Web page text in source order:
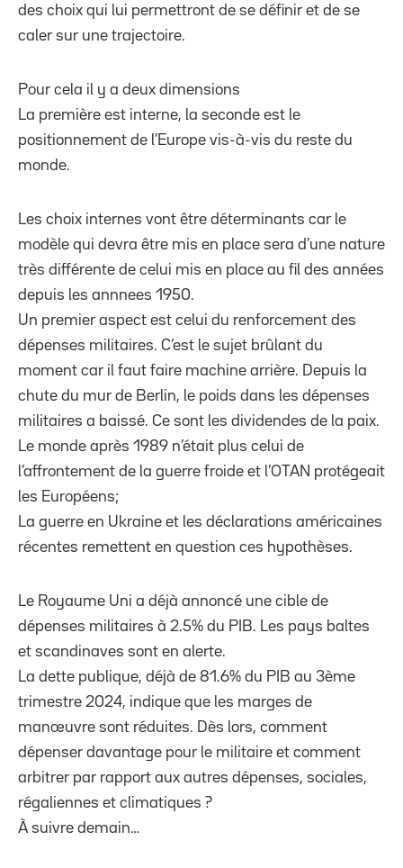
des choix qui lui permettront de se définir et de se
caler sur une trajectoire.
Pour cela il y a deux dimensions
La première est interne, la seconde est le
positionnement de l’Europe vis-à-vis du reste du
monde.
Les choix internes vont être déterminants car le
modèle qui devra être mis en place sera d’une nature
très différente de celui mis en place au fil des années
depuis les annnees 1950.
Un premier aspect est celui du renforcement des
dépenses militaires. C’est le sujet brûlant du
moment car il faut faire machine arrière. Depuis la
chute du mur de Berlin, le poids dans les dépenses
militaires a baissé. Ce sont les dividendes de la paix.
Le monde après 1989 n’était plus celui de
l’affrontement de la guerre froide et l’OTAN protégeait
les Européens;
La guerre en Ukraine et les déclarations américaines
récentes remettent en question ces hypothèses.
Le Royaume Uni a déjà annoncé une cible de
dépenses militaires à 2.5% du PIB. Les pays baltes
et scandinaves sont en alerte.
La dette publique, déjà de 81.6% du PIB au 3ème
trimestre 2024, indique que les marges de
manœuvre sont réduites. Dès lors, comment
dépenser davantage pour le militaire et comment
arbitrer par rapport aux autres dépenses, sociales,
régaliennes et climatiques ?
À suivre demain…